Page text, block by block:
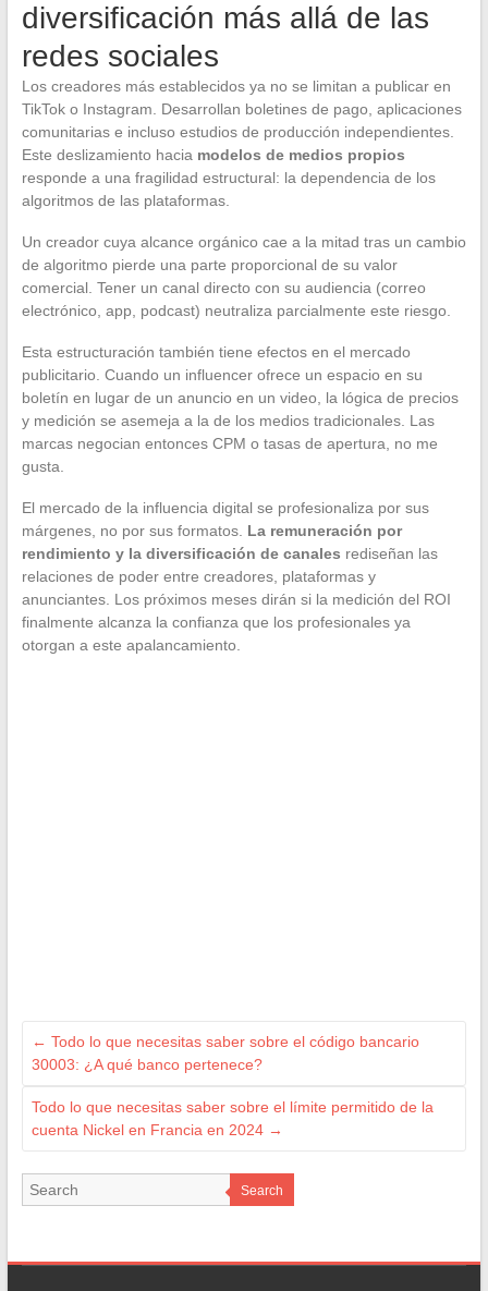
diversificación más allá de las
redes sociales
Los creadores más establecidos ya no se limitan a publicar en
TikTok o Instagram. Desarrollan boletines de pago, aplicaciones
comunitarias e incluso estudios de producción independientes.
Este deslizamiento hacia modelos de medios propios
responde a una fragilidad estructural: la dependencia de los
algoritmos de las plataformas.
Un creador cuya alcance orgánico cae a la mitad tras un cambio
de algoritmo pierde una parte proporcional de su valor
comercial. Tener un canal directo con su audiencia (correo
electrónico, app, podcast) neutraliza parcialmente este riesgo.
Esta estructuración también tiene efectos en el mercado
publicitario. Cuando un influencer ofrece un espacio en su
boletín en lugar de un anuncio en un video, la lógica de precios
y medición se asemeja a la de los medios tradicionales. Las
marcas negocian entonces CPM o tasas de apertura, no me
gusta.
El mercado de la influencia digital se profesionaliza por sus
márgenes, no por sus formatos. La remuneración por
rendimiento y la diversificación de canales rediseñan las
relaciones de poder entre creadores, plataformas y
anunciantes. Los próximos meses dirán si la medición del ROI
finalmente alcanza la confianza que los profesionales ya
otorgan a este apalancamiento.
← Todo lo que necesitas saber sobre el código bancario
30003: ¿A qué banco pertenece?
Todo lo que necesitas saber sobre el límite permitido de la
cuenta Nickel en Francia en 2024 →
Search